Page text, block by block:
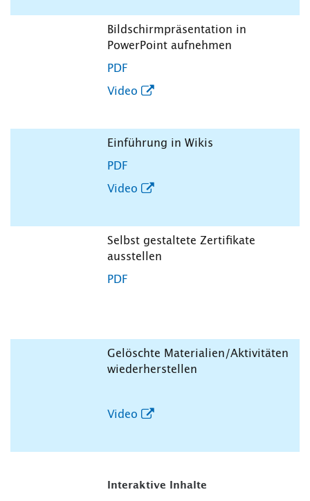
Bildschirmpräsentation in
PowerPoint aufnehmen
PDF
Video
Einführung in Wikis
PDF
Video
Selbst gestaltete Zertifikate
ausstellen
PDF
Gelöschte Materialien/Aktivitäten
wiederherstellen
Video
Interaktive Inhalte